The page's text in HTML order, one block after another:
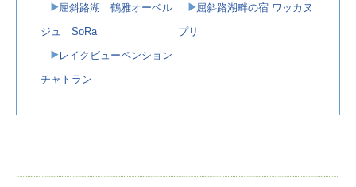
屈斜路湖 鶴雅オーベル
ジュ SoRa
レイクビューペンション
チャトラン
屈斜路湖畔の宿 ワッカヌ
プリ